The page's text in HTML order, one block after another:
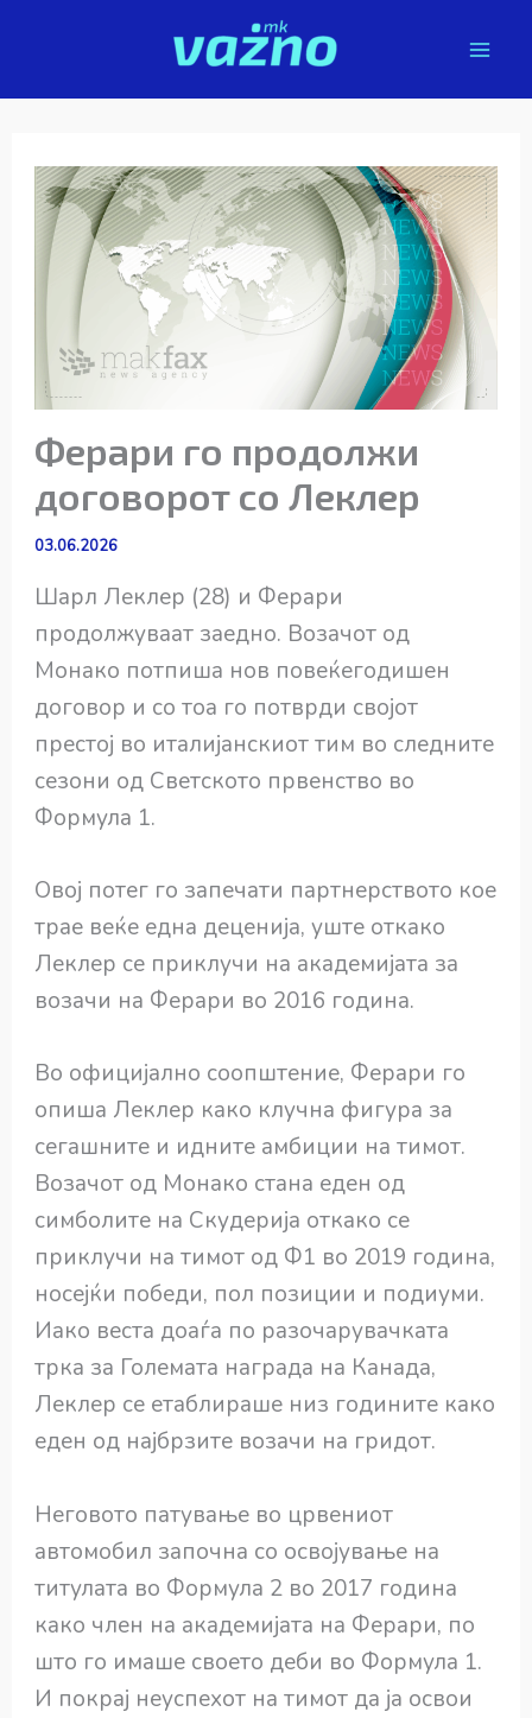
Ферари го продолжи
договорот со Леклер
03.06.2026
Шарл Леклер (28) и Ферари
продолжуваат заедно. Возачот од
Монако потпиша нов повеќегодишен
договор и со тоа го потврди својот
престој во италијанскиот тим во следните
сезони од Светското првенство во
Формула 1.
Овој потег го запечати партнерството кое
трае веќе една деценија, уште откако
Леклер се приклучи на академијата за
возачи на Ферари во 2016 година.
Во официјално соопштение, Ферари го
опиша Леклер како клучна фигура за
сегашните и идните амбиции на тимот.
Возачот од Монако стана еден од
симболите на Скудерија откако се
приклучи на тимот од Ф1 во 2019 година,
носејќи победи, пол позиции и подиуми.
Иако веста доаѓа по разочарувачката
трка за Големата награда на Канада,
Леклер се етаблираше низ годините како
еден од најбрзите возачи на гридот.
Неговото патување во црвениот
автомобил започна со освојување на
титулата во Формула 2 во 2017 година
како член на академијата на Ферари, по
што го имаше своето деби во Формула 1.
И покрај неуспехот на тимот да ја освои